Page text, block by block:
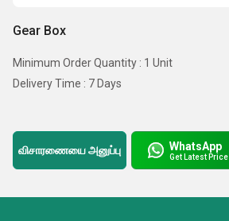
Gear Box
Minimum Order Quantity : 1 Unit
Delivery Time : 7 Days
விசாரணையை அனுப்பு WhatsApp
Get Latest Price